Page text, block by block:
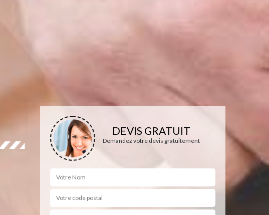
DEVIS GRATUIT
Demandez votre devis gratuitement